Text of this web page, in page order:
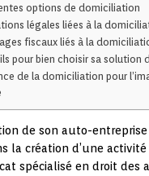
options de domiciliation
légales liées à la
fiscaux liés à la
pour bien choisir sa solution
de la domiciliation pour
de son auto-
la création d’une
spécialisé en droit des